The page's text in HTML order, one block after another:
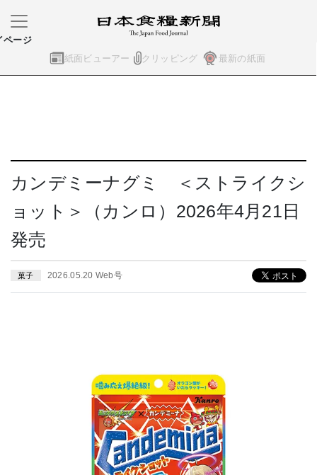
紙面ビューアー クリッピング 最新の紙面
ページ
カンデミーナグミ ＜ストライクシ
ョット＞（カンロ）2026年4月21日
発売
菓子 2026.05.20 Web号